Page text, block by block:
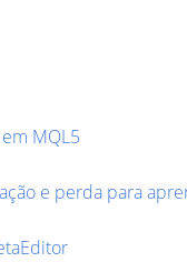
MQL5
e perda para